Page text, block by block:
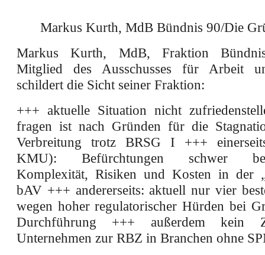
Markus Kurth, MdB Bündnis 90/Die
Markus Kurth, MdB, Fraktion
Mitglied des Ausschusses für Arbeit
schildert die Sicht seiner Fraktion:
+++ aktuelle Situation nicht
fragen ist nach Gründen für die
Verbreitung trotz BRSG I +++
KMU): Befürchtungen schwer
Komplexität, Risiken und Kosten in der
bAV +++ andererseits: aktuell nur vier
wegen hoher regulatorischer Hürden bei
Durchführung +++ außerdem kein
Unternehmen zur RBZ in Branchen ohne